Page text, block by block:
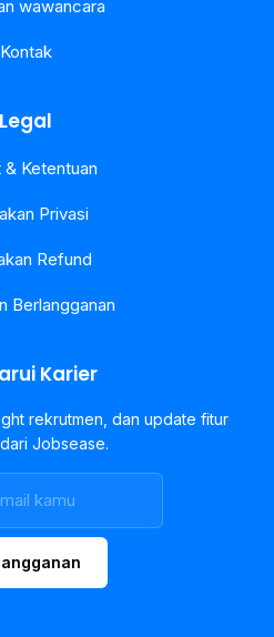
wawancara
Kontak
Legal
& Ketentuan
Privasi
Refund
Berlangganan
Karier
rekrutmen, dan update fitur
Jobsease.